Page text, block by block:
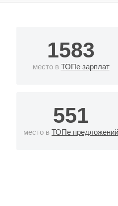
1583
место в ТОПе зарплат
551
место в ТОПе предложений